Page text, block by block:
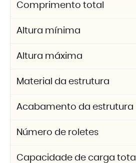
Comprimento total
Altura mínima
Altura máxima
Material da estrutura
Acabamento da estrutura
Número de roletes
Capacidade de carga total